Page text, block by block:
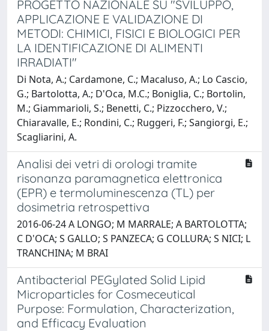
PROGETTO NAZIONALE SU "SVILUPPO,
APPLICAZIONE E VALIDAZIONE DI
METODI: CHIMICI, FISICI E BIOLOGICI PER
LA IDENTIFICAZIONE DI ALIMENTI
IRRADIATI"
Di Nota, A.; Cardamone, C.; Macaluso, A.; Lo Cascio,
G.; Bartolotta, A.; D'Oca, M.C.; Boniglia, C.; Bortolin,
M.; Giammarioli, S.; Benetti, C.; Pizzocchero, V.;
Chiaravalle, E.; Rondini, C.; Ruggeri, F.; Sangiorgi, E.;
Scagliarini, A.
Analisi dei vetri di orologi tramite
risonanza paramagnetica elettronica
(EPR) e termoluminescenza (TL) per
dosimetria retrospettiva
2016-06-24 A LONGO; M MARRALE; A BARTOLOTTA;
C D'OCA; S GALLO; S PANZECA; G COLLURA; S NICI; L
TRANCHINA; M BRAI
Antibacterial PEGylated Solid Lipid
Microparticles for Cosmeceutical
Purpose: Formulation, Characterization,
and Efficacy Evaluation